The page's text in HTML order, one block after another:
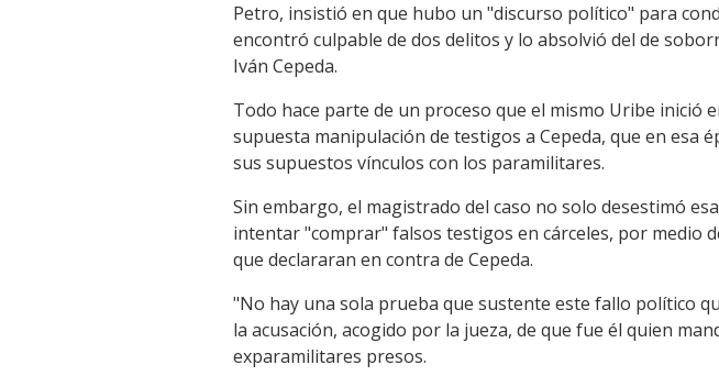
Petro, insistió en que hubo un "discurso político" para
encontró culpable de dos delitos y lo absolvió del de
Iván Cepeda.
Todo hace parte de un proceso que el mismo Uribe inició
supuesta manipulación de testigos a Cepeda, que en esa
sus supuestos vínculos con los paramilitares.
Sin embargo, el magistrado del caso no solo desestimó
intentar "comprar" falsos testigos en cárceles, por medio
que declararan en contra de Cepeda.
"No hay una sola prueba que sustente este fallo político
la acusación, acogido por la jueza, de que fue él quien
exparamilitares presos.